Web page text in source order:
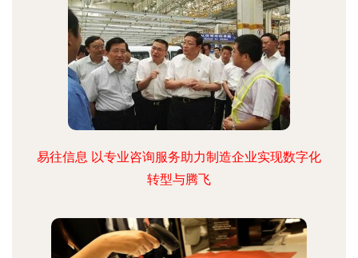
易往信息 以专业咨询服务助力制造企业实现数字化
转型与腾飞